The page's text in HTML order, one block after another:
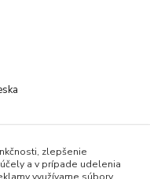
zlepšenie
a v prípade udelenia